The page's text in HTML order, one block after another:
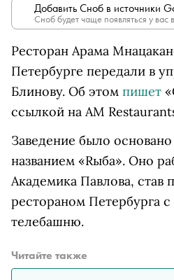
Добавить Сноб в источники
Сноб будет чаще появляться у вас
Ресторан Арама
Петербурге передали в
Блинову. Об этом пишет
ссылкой на AM
Заведение было
названием «Rыба». Оно
Академика Павлова,
рестораном Петербурга
телебашню.
Читайте также